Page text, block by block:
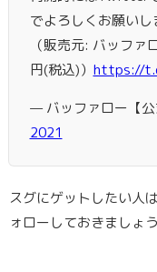
でよろしくお願い
（販売元: バッフ
円(税込)） https://
— バッファロー【公
2021
スグにゲットしたい人
ォローしておきましょう